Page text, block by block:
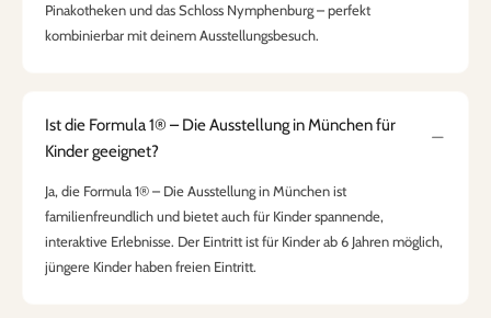
Pinakotheken und das Schloss Nymphenburg – perfekt
kombinierbar mit deinem Ausstellungsbesuch.
Ist die Formula 1® – Die Ausstellung in München für
Kinder geeignet?
Ja, die Formula 1® – Die Ausstellung in München ist
familienfreundlich und bietet auch für Kinder spannende,
interaktive Erlebnisse. Der Eintritt ist für Kinder ab 6 Jahren möglich,
jüngere Kinder haben freien Eintritt.